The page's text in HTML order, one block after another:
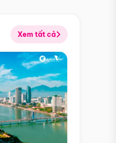
Xem tất cả